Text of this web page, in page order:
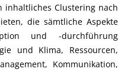
inhaltliches Clustering nach
die sämtliche Aspekte
und -durchführung
und Klima, Ressourcen,
Kommunikation,